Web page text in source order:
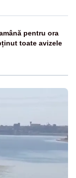
pentru ora
toate avizele